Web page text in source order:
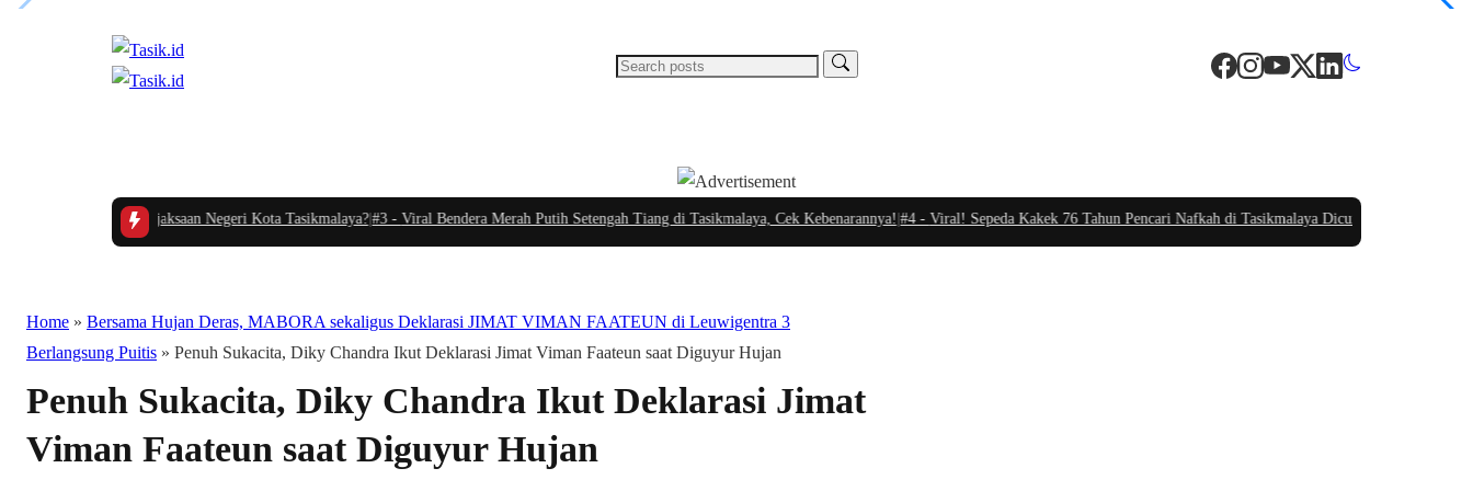
Sule di Kejaksaan Negeri Kota Tasikmalaya?|#3 -Viral Bendera Merah Putih Setengah Tiang di Tasikmalaya, Cek Kebenarannya!|#4 -Viral! Sepeda Kakek 76 Tahun Pencari Nafkah di Tasikmalaya Dicuri Saat Salat Jumat, Warganet
Home » Bersama Hujan Deras, MABORA sekaligus Deklarasi JIMAT VIMAN FAATEUN di Leuwigentra 3
Berlangsung Puitis » Penuh Sukacita, Diky Chandra Ikut Deklarasi Jimat Viman Faateun saat Diguyur Hujan
Penuh Sukacita, Diky Chandra Ikut Deklarasi Jimat
Viman Faateun saat Diguyur Hujan